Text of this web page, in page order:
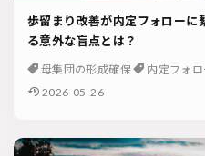
歩留まり改善が内定フォロー
る意外な盲点とは？
母集団の形成確保
内定フォロ
2026-05-26